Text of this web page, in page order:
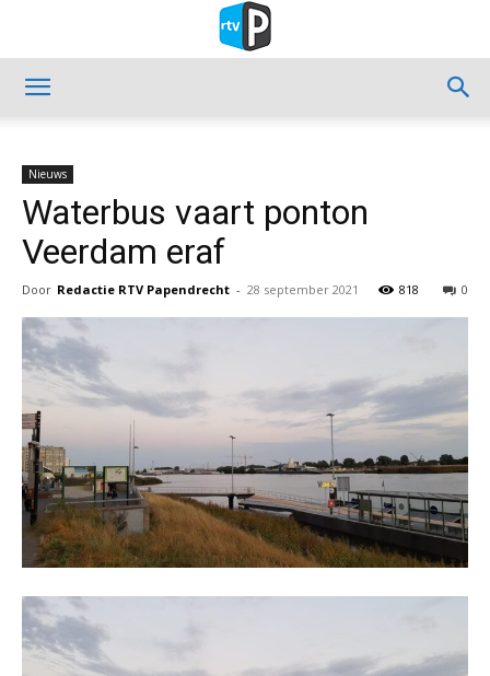
Nieuws
Waterbus vaart ponton
Veerdam eraf
Door Redactie RTV Papendrecht - 28 september 2021 0
818